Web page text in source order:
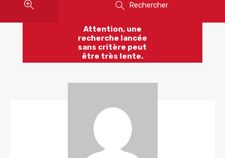
Rechercher
Attention, une
recherche lancée
sans critère peut
être très lente.